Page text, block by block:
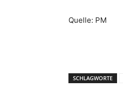
Quelle: PM
SCHLAGWORTE